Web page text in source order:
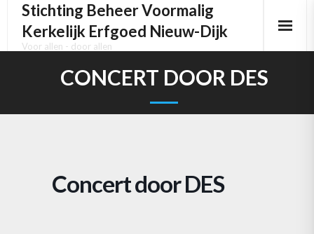
Stichting Beheer Voormalig
Kerkelijk Erfgoed Nieuw-Dijk
Voor allen - door allen
Activiteiten
CONCERT DOOR DES
Concert door DES